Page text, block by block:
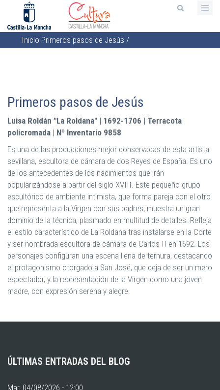
contenido
principal
Sobrescribir
a
la
navegación
Inicio Primeros pasos de Jesús /
Primeros pasos de Jesús
Luisa Roldán "La Roldana" | 1692-1706 | Terracota
policromada | Nº Inventario 9858
Es una de las producciones mejor conservadas de esta artista
sevillana, escultora de cámara de dos Reyes de España. Es uno
de los antecedentes de los nacimientos que irán
popularizándose a partir del siglo XVIII. Este pequeño grupo
escultórico de ambiente intimista, que forma pareja con el otro
que representa a la Virgen con sus padres, muestra un gran
dominio de la técnica, plasmado en multitud de detalles. Refleja
el estilo característico de La Roldana tras instalarse en la Corte
y ser nombrada escultora de cámara de Carlos II en 1692. Los
personajes configuran una escena llena de ternura, destacando
el protagonismo otorgado a San José, que deja de ser un mero
espectador, y la representación de la Virgen como una joven
madre, con expresión serena y alegre.
ÚLTIMAS ENTRADAS DEL BLOG
Mar, 04/08/2026 - 12:00